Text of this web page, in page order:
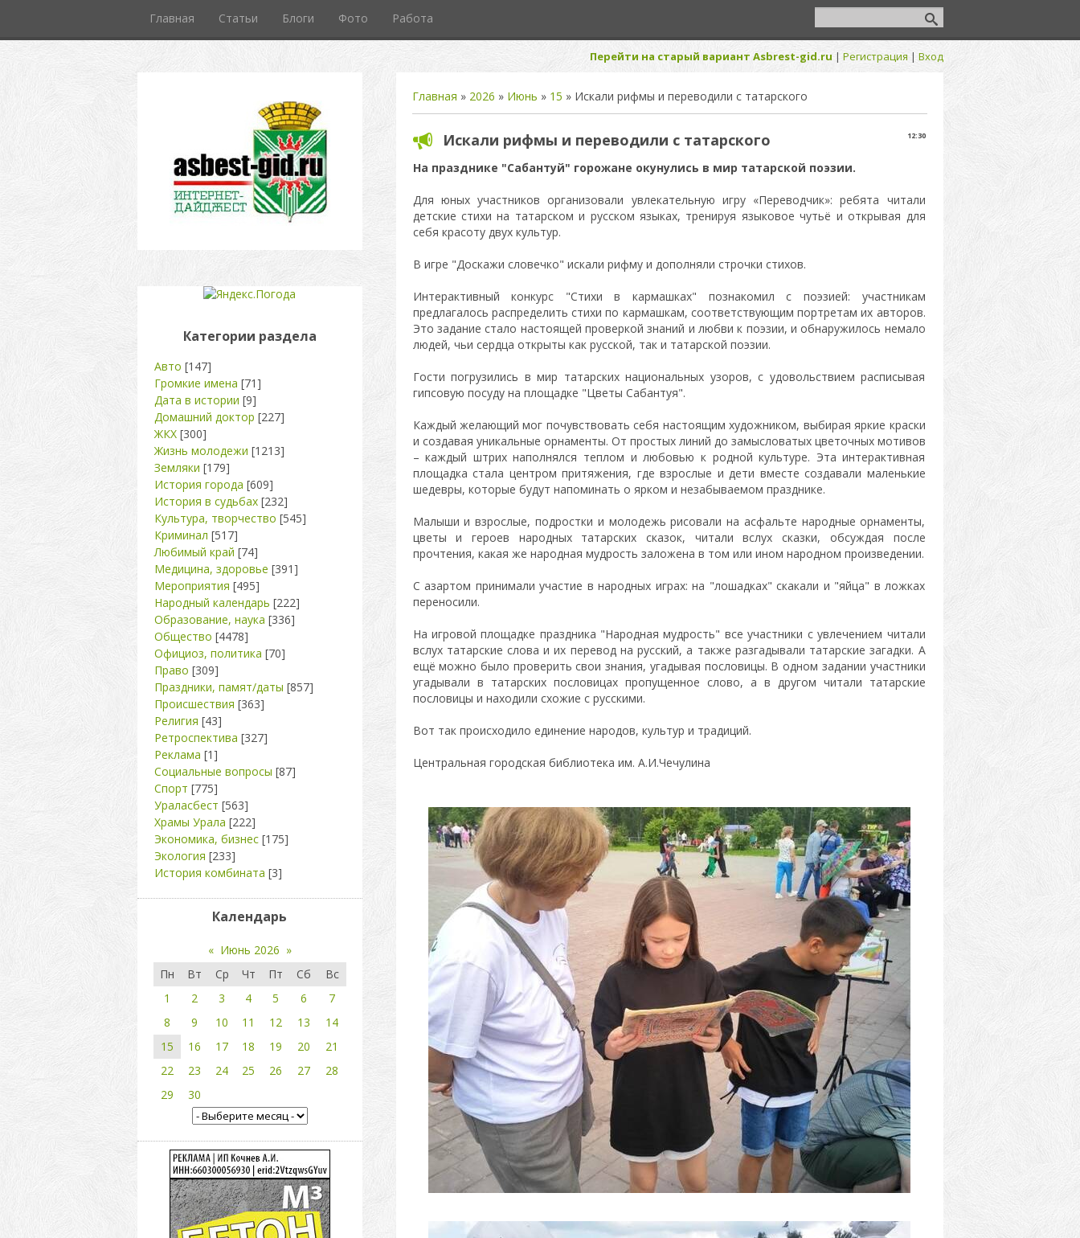
Главная Статьи Блоги Фото Работа
Перейти на старый вариант Asbrest-gid.ru | Регистрация | Вход
Главная » 2026 » Июнь » 15 » Искали рифмы и переводили с татарского
12:30
Искали рифмы и переводили с татарского
На празднике "Сабантуй" горожане окунулись в мир татарской поэзии.
Для юных участников организовали увлекательную игру «Переводчик»: ребята читали
детские стихи на татарском и русском языках, тренируя языковое чутьё и открывая для
себя красоту двух культур.
В игре "Доскажи словечко" искали рифму и дополняли строчки стихов.
Интерактивный конкурс "Стихи в кармашках" познакомил с поэзией: участникам
предлагалось распределить стихи по кармашкам, соответствующим портретам их авторов.
Это задание стало настоящей проверкой знаний и любви к поэзии, и обнаружилось немало
людей, чьи сердца открыты как русской, так и татарской поэзии.
Гости погрузились в мир татарских национальных узоров, с удовольствием расписывая
гипсовую посуду на площадке "Цветы Сабантуя".
Каждый желающий мог почувствовать себя настоящим художником, выбирая яркие краски
и создавая уникальные орнаменты. От простых линий до замысловатых цветочных мотивов
– каждый штрих наполнялся теплом и любовью к родной культуре. Эта интерактивная
площадка стала центром притяжения, где взрослые и дети вместе создавали маленькие
шедевры, которые будут напоминать о ярком и незабываемом празднике.
Малыши и взрослые, подростки и молодежь рисовали на асфальте народные орнаменты,
цветы и героев народных татарских сказок, читали вслух сказки, обсуждая после
прочтения, какая же народная мудрость заложена в том или ином народном произведении.
С азартом принимали участие в народных играх: на "лошадках" скакали и "яйца" в ложках
переносили.
На игровой площадке праздника "Народная мудрость" все участники с увлечением читали
вслух татарские слова и их перевод на русский, а также разгадывали татарские загадки. А
ещё можно было проверить свои знания, угадывая пословицы. В одном задании участники
угадывали в татарских пословицах пропущенное слово, а в другом читали татарские
пословицы и находили схожие с русскими.
Вот так происходило единение народов, культур и традиций.
Центральная городская библиотека им. А.И.Чечулина
Категории раздела
Авто [147]
Громкие имена [71]
Дата в истории [9]
Домашний доктор [227]
ЖКХ [300]
Жизнь молодежи [1213]
Земляки [179]
История города [609]
История в судьбах [232]
Культура, творчество [545]
Криминал [517]
Любимый край [74]
Медицина, здоровье [391]
Мероприятия [495]
Народный календарь [222]
Образование, наука [336]
Общество [4478]
Официоз, политика [70]
Право [309]
Праздники, памят/даты [857]
Происшествия [363]
Религия [43]
Ретроспектива [327]
Реклама [1]
Социальные вопросы [87]
Спорт [775]
Ураласбест [563]
Храмы Урала [222]
Экономика, бизнес [175]
Экология [233]
История комбината [3]
Календарь
« Июнь 2026 »
Пн
Вт Ср Чт Пт Сб
Вс
1
2 3 4 5 6
7
8
9 10 11 12 13
14
15
16 17 18 19 20
21
22
23 24 25 26 27
28
29
30